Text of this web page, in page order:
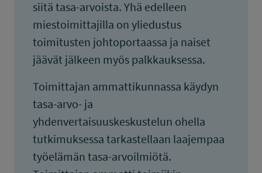
siitä tasa-arvoista. Yhä edelleen
miestoimittajilla on yliedustus
toimitusten johtoportaassa ja naiset
jäävät jälkeen myös palkkauksessa.
Toimittajan ammattikunnassa käydyn
tasa-arvo- ja
yhdenvertaisuuskeskustelun ohella
tutkimuksessa tarkastellaan laajempaa
työelämän tasa-arvoilmiötä.